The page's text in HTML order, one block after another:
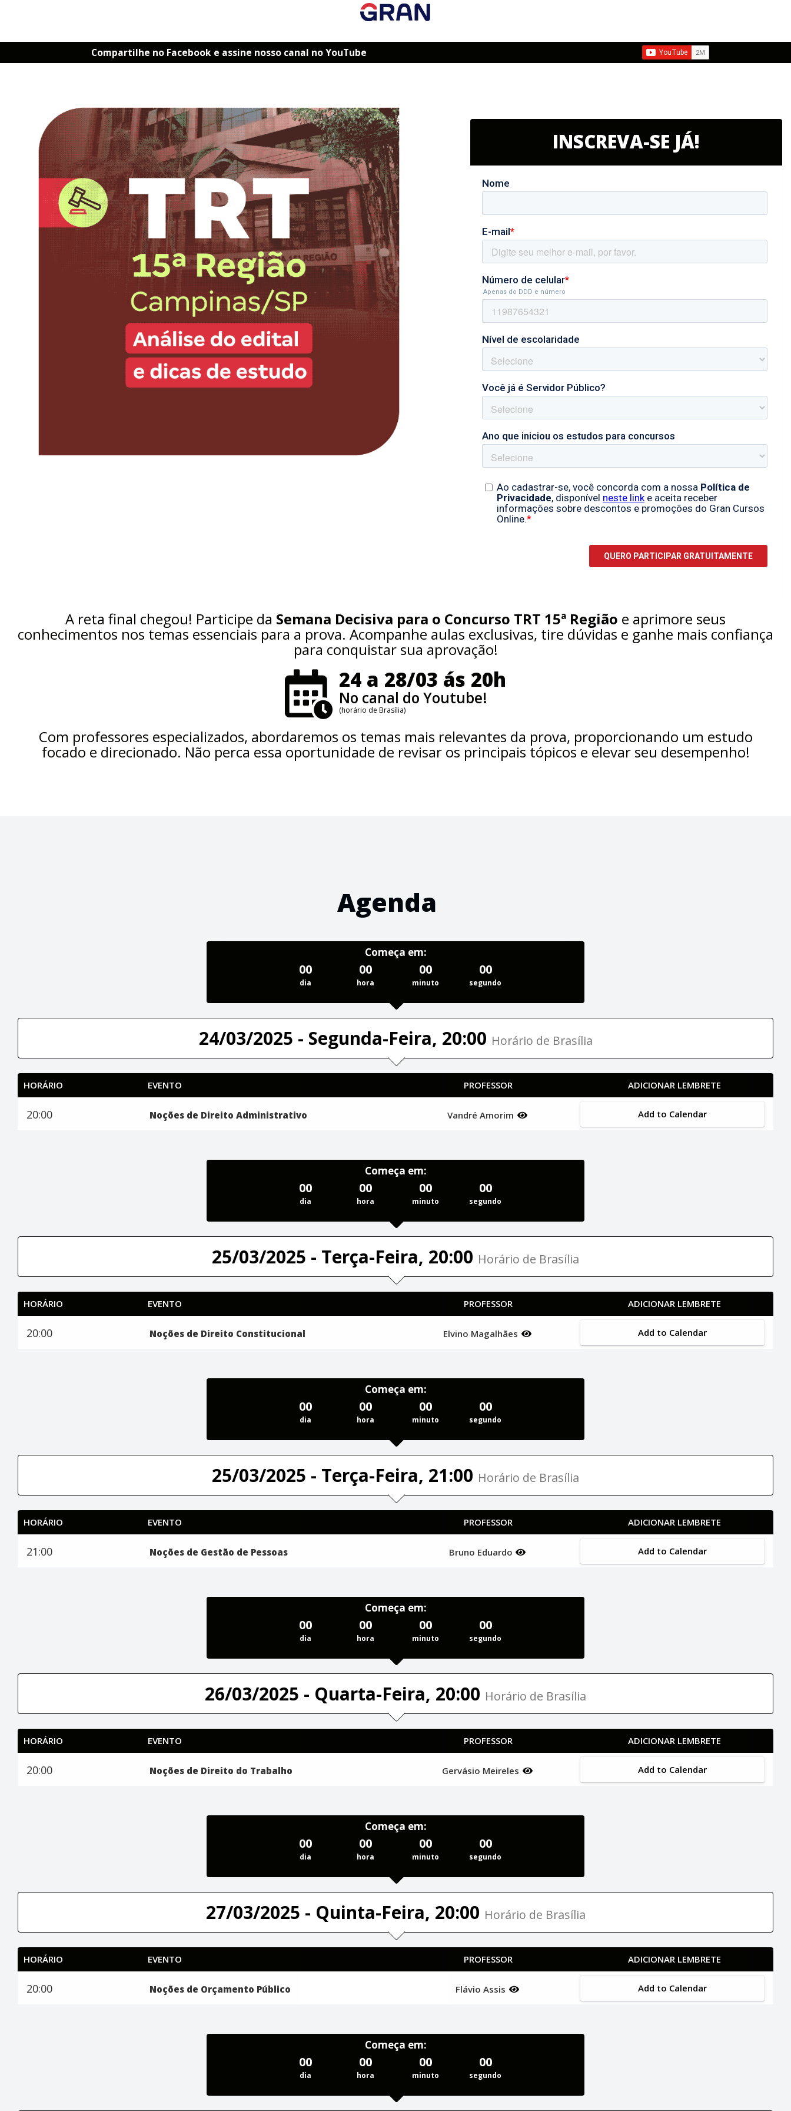
Compartilhe no Facebook e assine nosso canal no YouTube
INSCREVA-SE JÁ!
A reta final chegou! Participe da Semana Decisiva para o Concurso TRT 15ª Região e aprimore seus
conhecimentos nos temas essenciais para a prova. Acompanhe aulas exclusivas, tire dúvidas e ganhe mais confiança
para conquistar sua aprovação!
24 a 28/03 ás 20h
No canal do Youtube!
(horário de Brasília)
Com professores especializados, abordaremos os temas mais relevantes da prova, proporcionando um estudo
focado e direcionado. Não perca essa oportunidade de revisar os principais tópicos e elevar seu desempenho!
Agenda
Começa em:
00
dia
00
hora
00
minuto
00
segundo
24/03/2025 - Segunda-Feira, 20:00 Horário de Brasília
HORÁRIO EVENTO PROFESSOR ADICIONAR LEMBRETE
20:00 Noções de Direito Administrativo Vandré Amorim Add to Calendar
Começa em:
00
dia
00
hora
00
minuto
00
segundo
25/03/2025 - Terça-Feira, 20:00 Horário de Brasília
HORÁRIO EVENTO PROFESSOR ADICIONAR LEMBRETE
20:00 Noções de Direito Constitucional Elvino Magalhães Add to Calendar
Começa em:
00
dia
00
hora
00
minuto
00
segundo
25/03/2025 - Terça-Feira, 21:00 Horário de Brasília
HORÁRIO EVENTO PROFESSOR ADICIONAR LEMBRETE
21:00 Noções de Gestão de Pessoas Bruno Eduardo Add to Calendar
Começa em:
00
dia
00
hora
00
minuto
00
segundo
26/03/2025 - Quarta-Feira, 20:00 Horário de Brasília
HORÁRIO EVENTO PROFESSOR ADICIONAR LEMBRETE
20:00 Noções de Direito do Trabalho Gervásio Meireles Add to Calendar
Começa em:
00
dia
00
hora
00
minuto
00
segundo
27/03/2025 - Quinta-Feira, 20:00 Horário de Brasília
HORÁRIO EVENTO PROFESSOR ADICIONAR LEMBRETE
20:00 Noções de Orçamento Público Flávio Assis Add to Calendar
Começa em:
00
dia
00
hora
00
minuto
00
segundo